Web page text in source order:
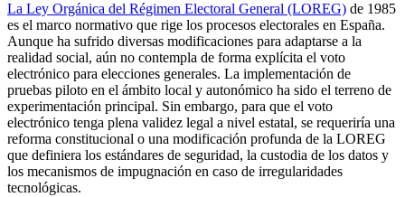
La Ley Orgánica del Régimen Electoral General (LOREG) de 1985
es el marco normativo que rige los procesos electorales en España.
Aunque ha sufrido diversas modificaciones para adaptarse a la
realidad social, aún no contempla de forma explícita el voto
electrónico para elecciones generales. La implementación de
pruebas piloto en el ámbito local y autonómico ha sido el terreno de
experimentación principal. Sin embargo, para que el voto
electrónico tenga plena validez legal a nivel estatal, se requeriría una
reforma constitucional o una modificación profunda de la LOREG
que definiera los estándares de seguridad, la custodia de los datos y
los mecanismos de impugnación en caso de irregularidades
tecnológicas.